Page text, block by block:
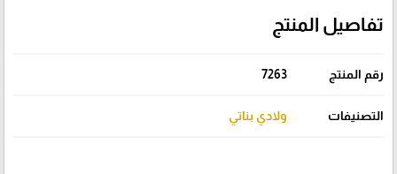
تفاصيل المنتج
رقم المنتج 7263
التصنيفات ولادي بناتي